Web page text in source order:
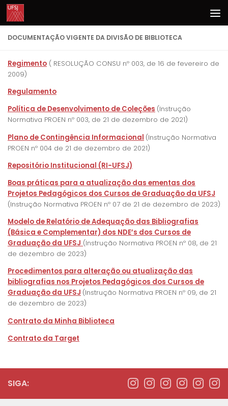
Skip to content
DOCUMENTAÇÃO VIGENTE DA DIVISÃO DE BIBLIOTECA
Regimento ( RESOLUÇÃO CONSU nº 003, de 16 de fevereiro de
2009)
Regulamento
Política de Desenvolvimento de Coleções (Instrução
Normativa PROEN nº 003, de 21 de dezembro de 2021)
Plano de Contingência Informacional (Instrução Normativa
PROEN nº 004 de 21 de dezembro de 2021)
Repositório Institucional (RI-UFSJ)
Boas práticas para a atualização das ementas dos
Projetos Pedagógicos dos Cursos de Graduação da UFSJ
(Instrução Normativa PROEN nº 07 de 21 de dezembro de 2023)
Modelo de Relatório de Adequação das Bibliografias
(Básica e Complementar) dos NDE’s dos Cursos de
Graduação da UFSJ (Instrução Normativa PROEN nº 08, de 21
de dezembro de 2023)
Procedimentos para alteração ou atualização das
bibliografias nos Projetos Pedagógicos dos Cursos de
Graduação da UFSJ (Instrução Normativa PROEN nº 09, de 21
de dezembro de 2023)
Contrato da Minha Biblioteca
Contrato da Target
SIGA: